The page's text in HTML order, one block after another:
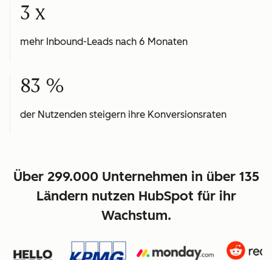
3 x
mehr Inbound-Leads nach 6 Monaten
83 %
der Nutzenden steigern ihre Konversionsraten
Über 299.000 Unternehmen in über 135
Ländern nutzen HubSpot für ihr
Wachstum.